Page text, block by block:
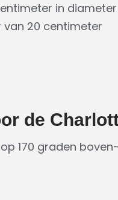
in diameter
20 centimeter
de
170 graden